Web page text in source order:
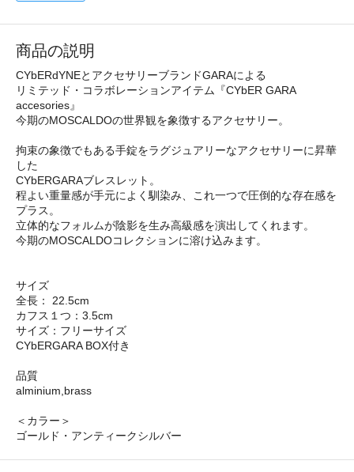
商品の説明
CYbERdYNEとアクセサリーブランドGARAによる
リミテッド・コラボレーションアイテム『CYbER GARA
accesories』
今期のMOSCALDOの世界観を象徴するアクセサリー。
拘束の象徴でもある手錠をラグジュアリーなアクセサリーに昇華
した
CYbERGARAブレスレット。
程よい重量感が手元によく馴染み、これ一つで圧倒的な存在感を
プラス。
立体的なフォルムが陰影を生み高級感を演出してくれます。
今期のMOSCALDOコレクションに溶け込みます。
サイズ
全長： 22.5cm
カフス１つ：3.5cm
サイズ：フリーサイズ
CYbERGARA BOX付き
品質
alminium,brass
＜カラー＞
ゴールド・アンティークシルバー